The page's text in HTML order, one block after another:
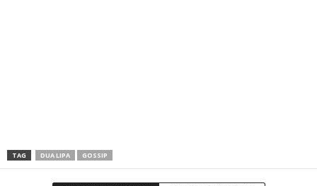
TAG DUA LIPA GOSSIP